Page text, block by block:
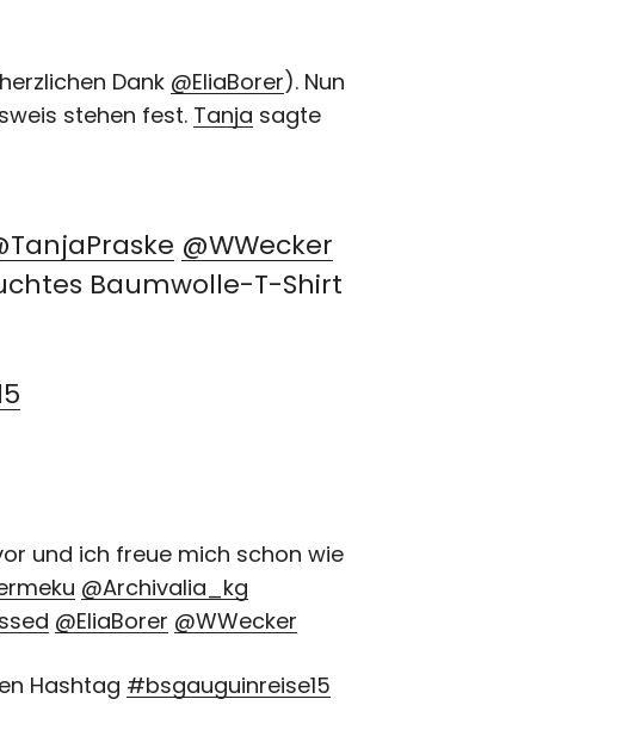
Dank @EliaBorer). Nun
stehen fest. Tanja sagte
@WWecker
Baumwolle-T-Shirt
und ich freue mich schon wie
@Archivalia_kg
@EliaBorer @WWecker
Hashtag #bsgauguinreise15